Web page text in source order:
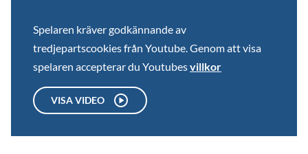
Spelaren kräver godkännande av
tredjepartscookies från Youtube. Genom att visa
spelaren accepterar du Youtubesvillkor
VISA VIDEO